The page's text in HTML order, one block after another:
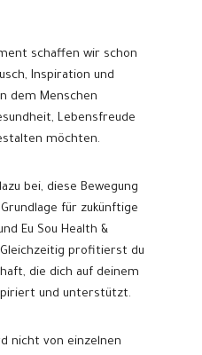
schaffen wir schon
Inspiration und
dem Menschen
Lebensfreude
möchten.
bei, diese Bewegung
für zukünftige
Eu Sou Health &
profitierst du
die dich auf deinem
und unterstützt.
nicht von einzelnen